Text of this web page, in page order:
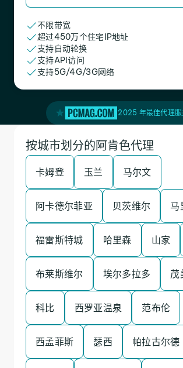
不限带宽
超过450万个住宅IP地址
支持自动轮换
支持API访问
支持5G/4G/3G网络
2025 年最佳代理服
按城市划分的阿肯色代理
卡姆登 玉兰 马尔文
阿卡德尔菲亚 贝茨维尔 马
福雷斯特城 哈里森 山家
布莱斯维尔 埃尔多拉多 茂
科比 西罗亚温泉 范布伦
西孟菲斯 瑟西 帕拉古尔德